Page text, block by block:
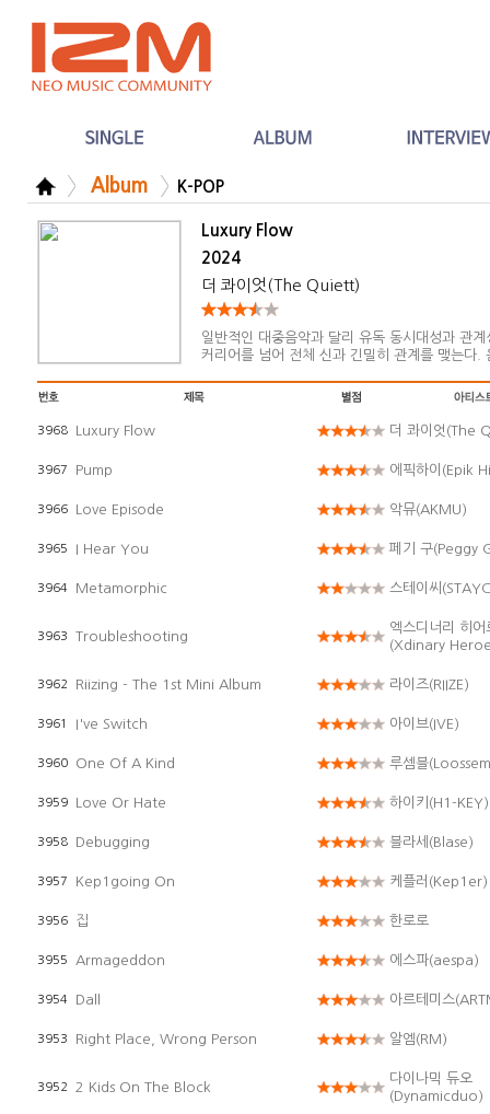
Album K-POP
Luxury Flow
2024
더 콰이엇(The Quiett)
일반적인 대중음악과 달리 유독 동시대성과 관
커리어를 넘어 전체 신과 긴밀히 관계를 맺는다.
가치관의 진정성과 솔직함이
3968 Luxury Flow 더 콰이엇(The
3967 Pump 에픽하이(Epik
3966 Love Episode 악뮤(AKMU)
3965 I Hear You 페기 구(Peggy
3964 Metamorphic 스테이씨
3963 Troubleshooting
엑스디너리 히어
(Xdinary
3962 Riizing - The 1st Mini Album 라이즈(RIIZE)
3961 I've Switch 아이브(IVE)
3960 One Of A Kind 루셈블
3959 Love Or Hate 하이키(H1-KEY)
3958 Debugging 블라세(Blase)
3957 Kep1going On 케플러(Kep1er)
3956 집 한로로
3955 Armageddon 에스파(aespa)
3954 Dall 아르테미스
3953 Right Place, Wrong Person 알엠(RM)
3952 2 Kids On The Block
다이나믹 듀오
(Dynamicduo)